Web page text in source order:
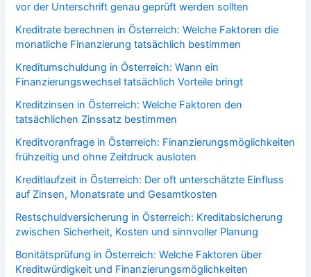
vor der Unterschrift genau geprüft werden sollten
Kreditrate berechnen in Österreich: Welche Faktoren die
monatliche Finanzierung tatsächlich bestimmen
Kreditumschuldung in Österreich: Wann ein
Finanzierungswechsel tatsächlich Vorteile bringt
Kreditzinsen in Österreich: Welche Faktoren den
tatsächlichen Zinssatz bestimmen
Kreditvoranfrage in Österreich: Finanzierungsmöglichkeiten
frühzeitig und ohne Zeitdruck ausloten
Kreditlaufzeit in Österreich: Der oft unterschätzte Einfluss
auf Zinsen, Monatsrate und Gesamtkosten
Restschuldversicherung in Österreich: Kreditabsicherung
zwischen Sicherheit, Kosten und sinnvoller Planung
Bonitätsprüfung in Österreich: Welche Faktoren über
Kreditwürdigkeit und Finanzierungsmöglichkeiten